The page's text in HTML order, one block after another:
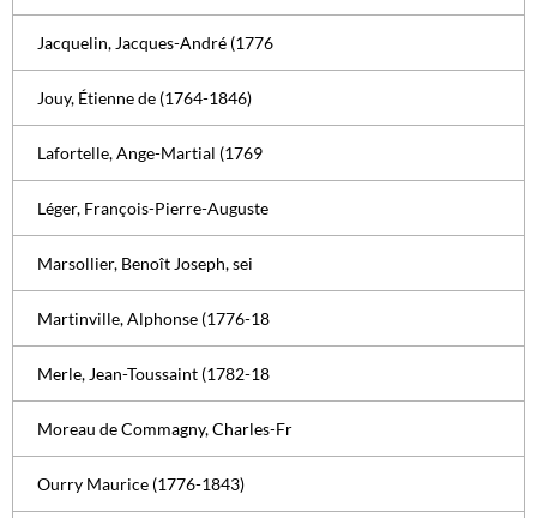
Jacquelin, Jacques-André (1776
Jouy, Étienne de (1764-1846)
Lafortelle, Ange-Martial (1769
Léger, François-Pierre-Auguste
Marsollier, Benoît Joseph, sei
Martinville, Alphonse (1776-18
Merle, Jean-Toussaint (1782-18
Moreau de Commagny, Charles-Fr
Ourry Maurice (1776-1843)